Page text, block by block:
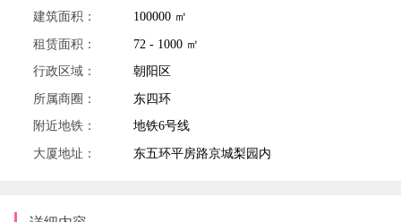
建筑面积：
100000 ㎡
租赁面积：
72 - 1000 ㎡
行政区域：
朝阳区
所属商圈：
东四环
附近地铁：
地铁6号线
大厦地址：
东五环平房路京城梨园内